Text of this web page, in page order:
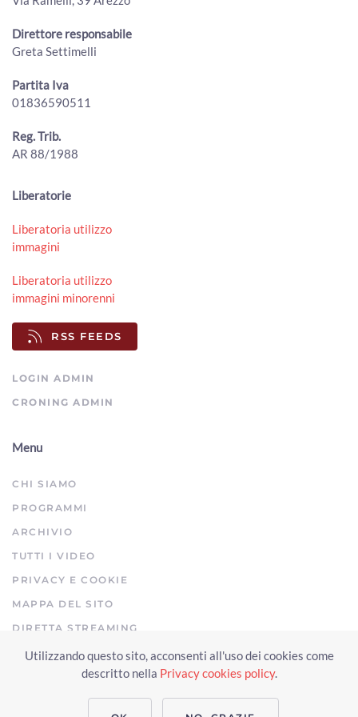
specializzazione in Pneumologia
00:02:24 - Martedì, 18 Novembre 2025
post-chirurgici del paziente anziano
Gestione del paziente in terapia intensiva pneumologica.
ArezzoTV
disabilità respiratoria
00:01:36 - Giovedì, 08 Maggio 2025
ArezzoTV
Direttore responsabile
Greta Settimelli
Partita Iva
01836590511
Reg. Trib.
AR 88/1988
Liberatorie
Liberatoria utilizzo
immagini
Liberatoria utilizzo
immagini minorenni
RSS FEEDS
LOGIN ADMIN
CRONING ADMIN
Menu
CHI SIAMO
PROGRAMMI
ARCHIVIO
TUTTI I VIDEO
PRIVACY E COOKIE
MAPPA DEL SITO
DIRETTA STREAMING
Copyright © 2023 Arezzo TV. Tutti i diritti riservati.
drone
applicativo video yutub 2023 by clickandfly
Utilizzando questo sito, acconsenti all'uso dei cookies come
descritto nella Privacy cookies policy.